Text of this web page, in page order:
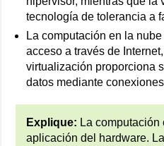
tecnología de tolerancia a
La computación en la
acceso a través de
virtualización proporciona
datos mediante
Explique: La
aplicación del hardware.